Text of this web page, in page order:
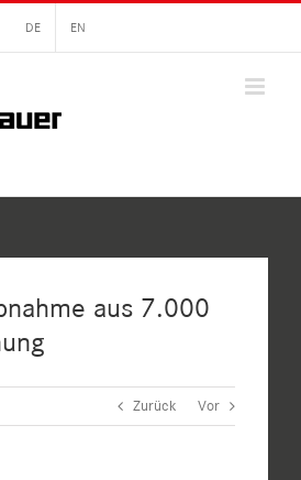
DE EN
aus 7.000
Zurück Vor